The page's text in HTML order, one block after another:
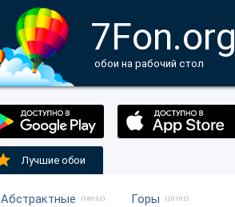
7Fon.org
обои на рабочий стол
Лучшие обои
Абстрактные (18032) Горы (20702)